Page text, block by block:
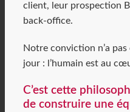
client, leur prospection
back-office.
Notre conviction n’a
jour : l’humain est au
C’est cette
de construire une